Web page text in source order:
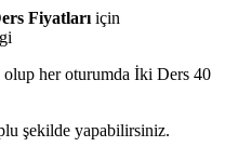
Fiyatları için
her oturumda İki Ders 40
şekilde yapabilirsiniz.